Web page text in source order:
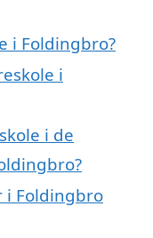
i Foldingbro?
i
i de
i Foldingbro